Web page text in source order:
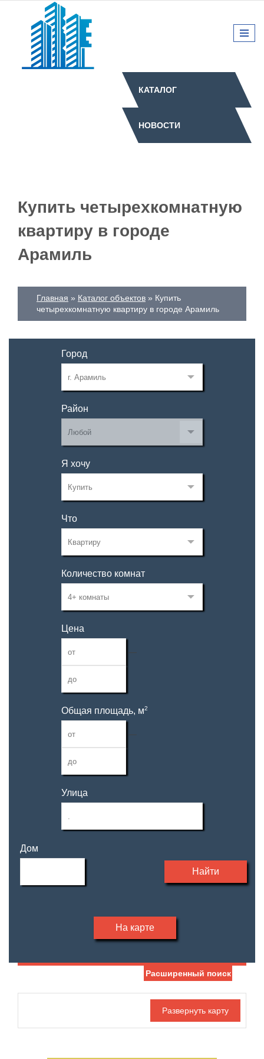
КАТАЛОГ
НОВОСТИ
Купить четырехкомнатную
квартиру в городе
Арамиль
Главная Каталог объектов
Купить
четырехкомнатную квартиру в городе Арамиль
Город
Район
Я хочу
Что
Количество комнат
Цена
—
Общая площадь, м2
—
Улица
Дом
Найти
На карте
Жилая площадь
—
Площадь кухни
Расширенный поиск